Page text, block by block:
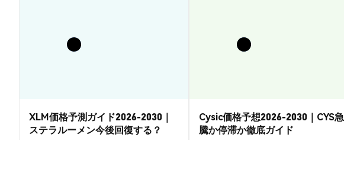
XLM価格予測ガイド2026-2030｜
ステラルーメン今後回復する？
Cysic価格予想2026-2030｜CYS急
騰か停滞か徹底ガイド